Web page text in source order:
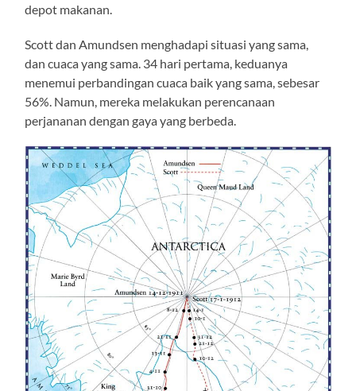
depot makanan.
Scott dan Amundsen menghadapi situasi yang sama,
dan cuaca yang sama. 34 hari pertama, keduanya
menemui perbandingan cuaca baik yang sama, sebesar
56%. Namun, mereka melakukan perencanaan
perjananan dengan gaya yang berbeda.